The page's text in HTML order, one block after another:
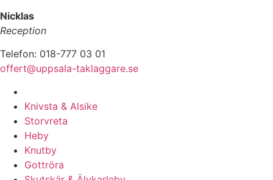
Nicklas
Reception
Telefon: 018-777 03 01
offert@uppsala-taklaggare.se
Knivsta & Alsike
Storvreta
Heby
Knutby
Gottröra